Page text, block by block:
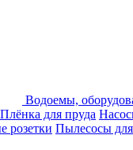
Водоемы,
Плёнка для пруда
розетки Пылесосы